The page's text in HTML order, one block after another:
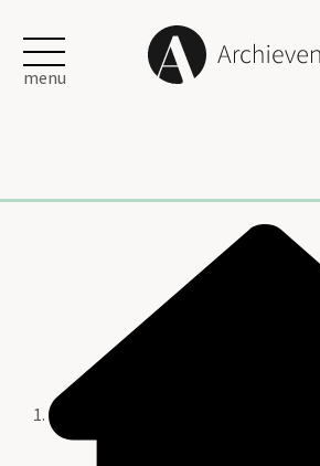
menu